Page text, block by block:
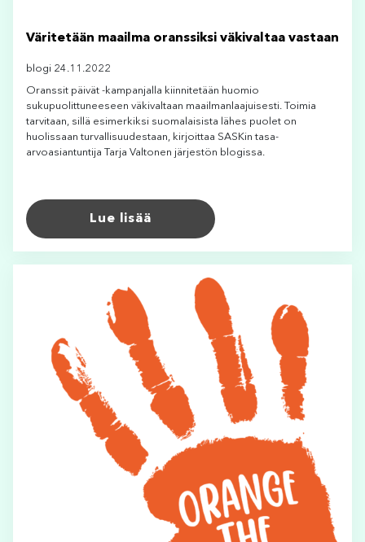
Väritetään maailma oranssiksi väkivaltaa vastaan
blogi 24.11.2022
Oranssit päivät -kampanjalla kiinnitetään huomio
sukupuolittuneeseen väkivaltaan maailmanlaajuisesti. Toimia
tarvitaan, sillä esimerkiksi suomalaisista lähes puolet on
huolissaan turvallisuudestaan, kirjoittaa SASKin tasa-
arvoasiantuntija Tarja Valtonen järjestön blogissa.
Lue lisää